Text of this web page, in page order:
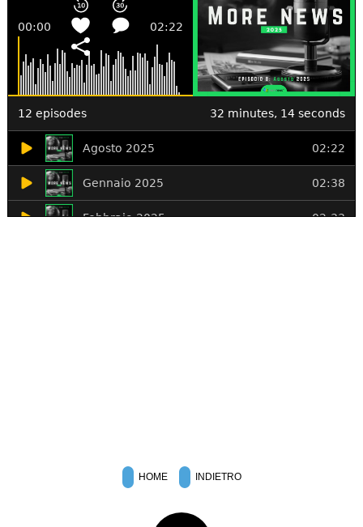
HOME INDIETRO